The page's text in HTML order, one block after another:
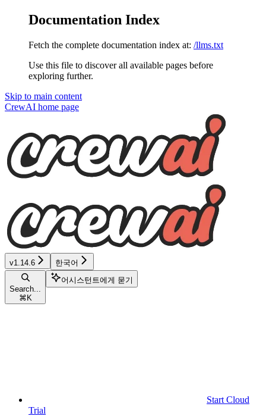
Documentation Index
Fetch the complete documentation index at: /llms.txt
Use this file to discover all available pages before
exploring further.
Skip to main content
CrewAI home page
v1.14.6 한국어
Search...
⌘ K
어시스턴트에게 묻기
Start Cloud
Trial